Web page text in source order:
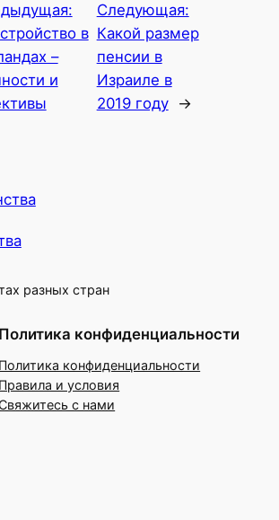
в
–
и
Следующая:
Какой размер
пенсии в
Израиле в
2019 году
→
разных стран
Политика конфиденциальности
Политика конфиденциальности
Правила и условия
с нами